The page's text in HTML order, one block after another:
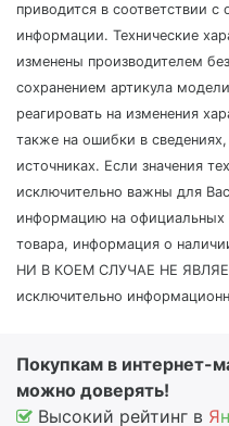
приводится в соответствии
информации. Технические
изменены производителем
сохранением артикула
реагировать на изменения
также на ошибки в
источниках. Если значения
исключительно важны для
информацию на официальных
товара, информация о
НИ В КОЕМ СЛУЧАЕ НЕ
исключительно
Покупкам в интернет-
можно доверять!
Высокий рейтинг в Я